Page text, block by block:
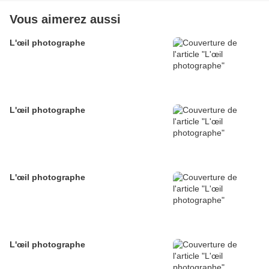
Vous aimerez aussi
L'œil photographe
L'œil photographe
L'œil photographe
L'œil photographe